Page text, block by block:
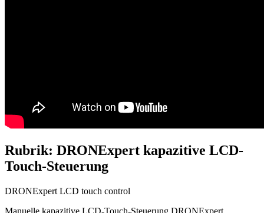
Rubrik: DRONExpert kapazitive LCD-
Touch-Steuerung
DRONExpert LCD touch control
Manuelle kapazitive LCD-Touch-Steuerung DRONExpert